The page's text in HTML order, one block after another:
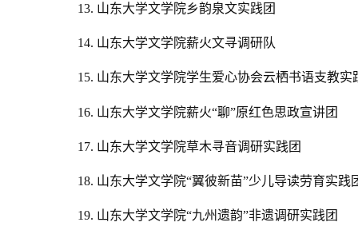
13. 山东大学文学院乡韵泉文实践团
14. 山东大学文学院薪火文寻调研队
15. 山东大学文学院学生爱心协会云栖书语支教实
16. 山东大学文学院薪火“聊”原红色思政宣讲团
17. 山东大学文学院草木寻音调研实践团
18. 山东大学文学院“翼彼新苗”少儿导读劳育实践
19. 山东大学文学院“九州遗韵”非遗调研实践团